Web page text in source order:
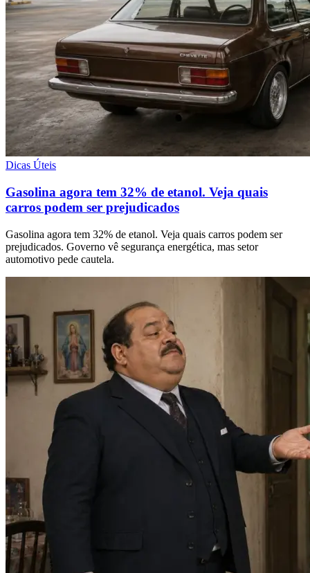
Dicas Úteis
Gasolina agora tem 32% de etanol. Veja quais
carros podem ser prejudicados
Gasolina agora tem 32% de etanol. Veja quais carros podem ser
prejudicados. Governo vê segurança energética, mas setor
automotivo pede cautela.